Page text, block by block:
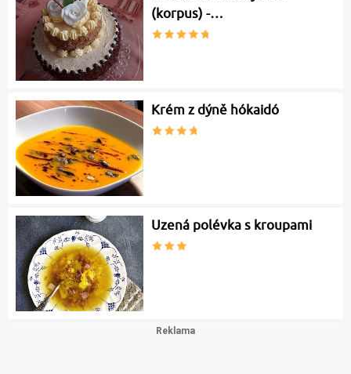
(korpus) -…
Krém z dýně hókaidó
Uzená polévka s kroupami